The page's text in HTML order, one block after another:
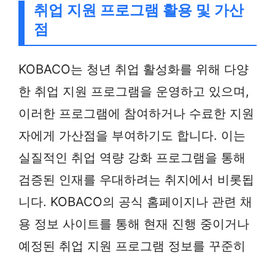
취업 지원 프로그램 활용 및 가산
점
KOBACO는 청년 취업 활성화를 위해 다양
한 취업 지원 프로그램을 운영하고 있으며,
이러한 프로그램에 참여하거나 수료한 지원
자에게 가산점을 부여하기도 합니다. 이는
실질적인 취업 역량 강화 프로그램을 통해
검증된 인재를 우대하려는 취지에서 비롯됩
니다. KOBACO의 공식 홈페이지나 관련 채
용 정보 사이트를 통해 현재 진행 중이거나
예정된 취업 지원 프로그램 정보를 꾸준히